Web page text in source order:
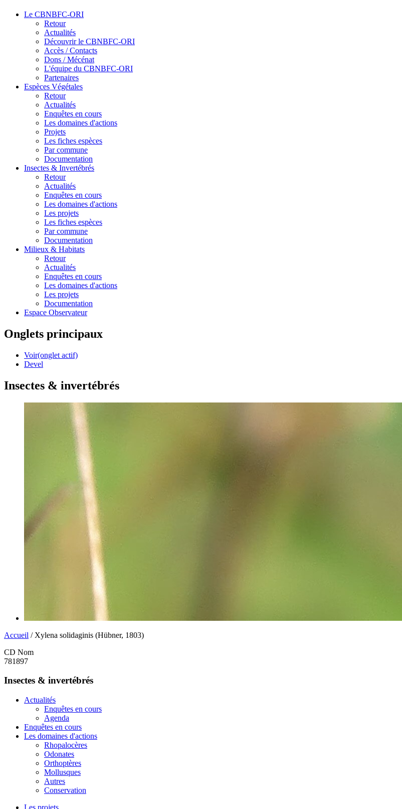
Le CBNBFC-ORI
Retour
Actualités
Découvrir le CBNBFC-ORI
Accès / Contacts
Dons / Mécénat
L'équipe du CBNBFC-ORI
Partenaires
Espèces Végétales
Retour
Actualités
Enquêtes en cours
Les domaines d'actions
Projets
Les fiches espèces
Par commune
Documentation
Insectes & Invertébrés
Retour
Actualités
Enquêtes en cours
Les domaines d'actions
Les projets
Les fiches espèces
Par commune
Documentation
Milieux & Habitats
Retour
Actualités
Enquêtes en cours
Les domaines d'actions
Les projets
Documentation
Espace Observateur
Onglets principaux
Voir(onglet actif)
Devel
Insectes & invertébrés
Accueil / Xylena solidaginis (Hübner, 1803)
CD Nom
781897
Insectes & invertébrés
Actualités
Enquêtes en cours
Agenda
Enquêtes en cours
Les domaines d'actions
Rhopalocères
Odonates
Orthoptères
Mollusques
Autres
Conservation
Les projets